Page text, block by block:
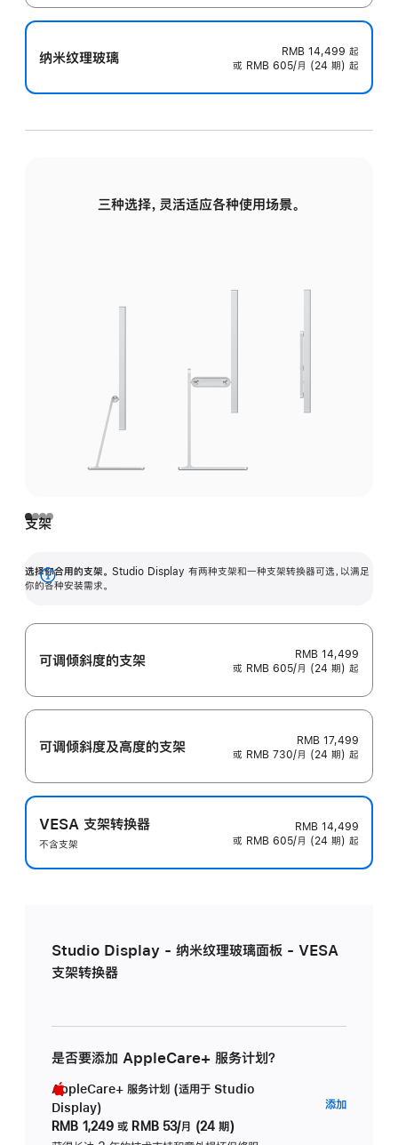
纳米纹理玻璃 RMB 14,499 起
或 RMB 605/月 (24 期) 起
三种选择，灵活适应各种使用场景。
支架
选择你合用的支架。 Studio Display 有两种支架和一种支架转换器可选，以满足
你的各种安装需求。
展
可调倾斜度的支架
RMB 14,499
或 RMB 605/月 (24 期) 起
可调倾斜度及高‍度的支‍架
RMB 17,499
或 RMB 730/月 (24 期) 起
VESA 支架转换器
不含支架
RMB 14,499
或 RMB 605/月 (24 期) 起
Studio Display - 纳米纹理玻璃面板 - VESA
支架转换器
是否要添加 AppleCare+ 服务计划？
AppleCare+ 服务计划 (适用于 Studio
Display)
RMB 1,249 或 RMB 53/月 (24 期)
添加